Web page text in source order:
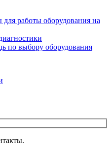
работы оборудования на
по выбору оборудования